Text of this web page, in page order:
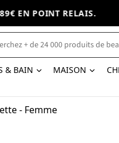
POINT RELAIS.
& BAIN MAISON
- Femme